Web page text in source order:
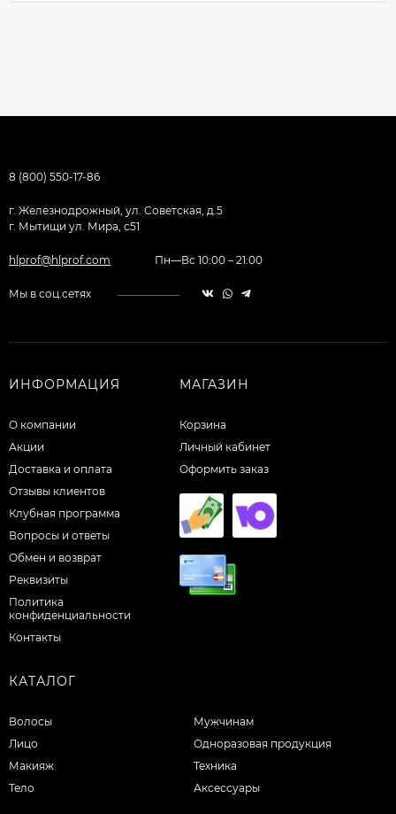
8 (800) 550-17-86
г. Железнодрожный, ул. Советская, д.5
г. Мытищи ул. Мира, с51
hlprof@hlprof.com Пн—Вс 10:00 – 21:00
Мы в соц.сетях
ИНФОРМАЦИЯ
О компании
Акции
Доставка и оплата
Отзывы клиентов
Клубная программа
Вопросы и ответы
Обмен и возврат
Реквизиты
Политика
конфиденциальности
Контакты
МАГАЗИН
Корзина
Личный кабинет
Оформить заказ
КАТАЛОГ
Волосы
Лицо
Макияж
Тело
Мужчинам
Одноразовая продукция
Техника
Аксессуары